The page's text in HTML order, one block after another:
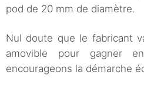
pod de 20 mm de diamètre.
Nul doute que le fabricant
amovible pour gagner
encourageons la démarche